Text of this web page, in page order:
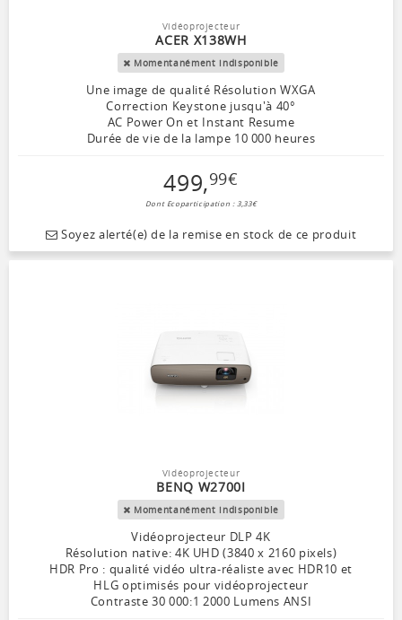
Vidéoprojecteur
ACER X138WH
Momentanément indisponible
Une image de qualité Résolution WXGA
Correction Keystone jusqu'à 40°
AC Power On et Instant Resume
Durée de vie de la lampe 10 000 heures
499,99€
Dont Ecoparticipation : 3,33€
Soyez alerté(e) de la remise en stock de ce produit
Vidéoprojecteur
BENQ W2700I
Momentanément indisponible
Vidéoprojecteur DLP 4K
Résolution native: 4K UHD (3840 x 2160 pixels)
HDR Pro : qualité vidéo ultra-réaliste avec HDR10 et
HLG optimisés pour vidéoprojecteur
Contraste 30 000:1 2000 Lumens ANSI